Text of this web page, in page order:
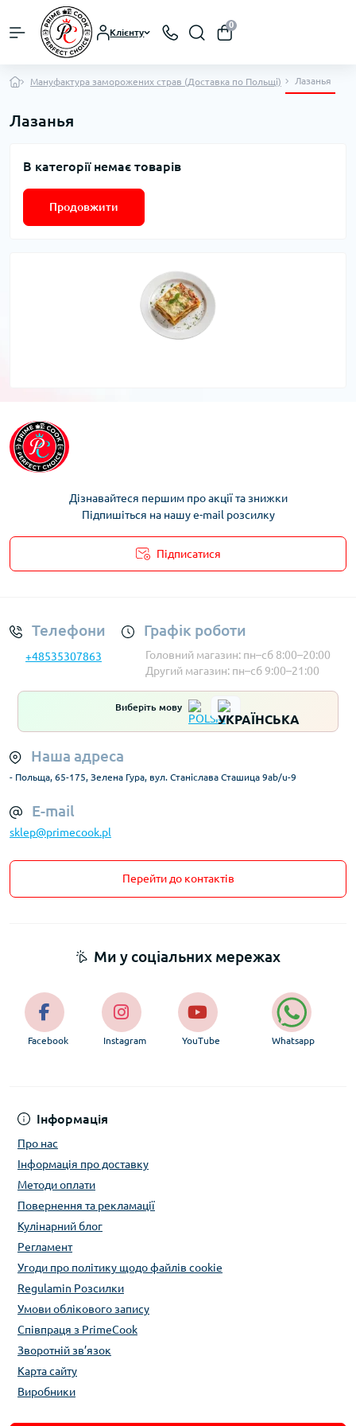
Клієнту
0
Мануфактура заморожених страв (Доставка по Польщі) Лазанья
Лазанья
В категорії немає товарів
Продовжити
Дізнавайтеся першим про акції та знижки
Підпишіться на нашу e-mail розсилку
Підписатися
Телефони
+48535307863
Графік роботи
Головний магазин: пн–сб 8:00–20:00
Другий магазин: пн–сб 9:00–21:00
Виберіть мову
Наша адреса
- Польща, 65-175, Зелена Гура, вул. Станіслава Сташица 9ab/u-9
E-mail
sklep@primecook.pl
Перейти до контактів
Інформація
Про нас
Інформація про доставку
Методи оплати
Повернення та рекламації
Кулінарний блог
Регламент
Угоди про політику щодо файлів cookie
Regulamin Розсилки
Умови облікового запису
Співпраця з PrimeCook
Зворотній зв’язок
Карта сайту
Виробники
Ми у соціальних мережах
Facebook Instagram YouTube Whatsapp